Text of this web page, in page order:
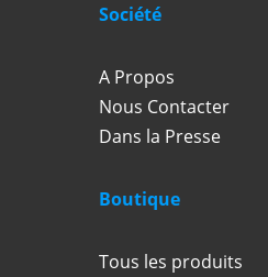
Société
A Propos
Nous Contacter
Dans la Presse
Boutique
Tous les produits